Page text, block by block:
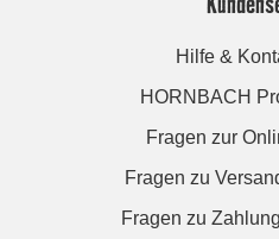
Hilfe &
HORNBACH
Fragen zur
Fragen zu
Fragen zu